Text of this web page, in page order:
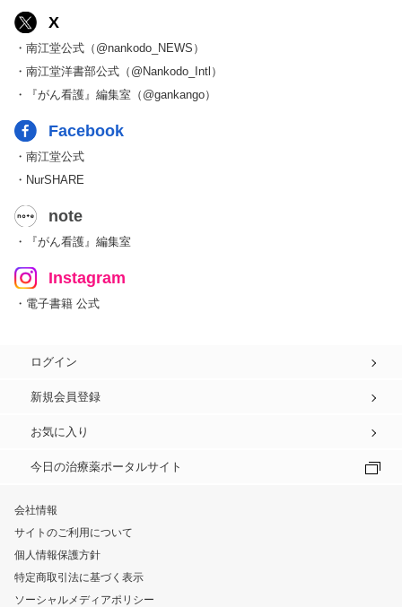
X
・南江堂公式（@nankodo_NEWS）
・南江堂洋書部公式（@Nankodo_Intl）
・『がん看護』編集室（@gankango）
Facebook
・南江堂公式
・NurSHARE
note
・『がん看護』編集室
Instagram
・電子書籍 公式
ログイン
新規会員登録
お気に入り
今日の治療薬ポータルサイト
会社情報
サイトのご利用について
個人情報保護方針
特定商取引法に基づく表示
ソーシャルメディアポリシー